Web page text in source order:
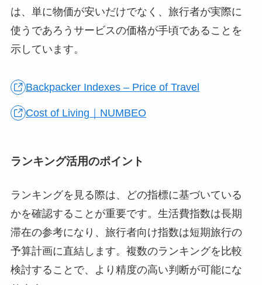
は、単に物価が安いだけでなく、旅行者が実際に
使うであろうサービスの価格が手頃であることを
示しています。
Backpacker Indexes – Price of Travel
Cost of Living｜NUMBEO
ランキング活用のポイント
ランキングを見る際は、どの指標に基づいている
かを確認することが重要です。生活費指数は長期
滞在の参考になり、旅行者向け指数は短期旅行の
予算計画に直結します。複数のランキングを比較
検討することで、より精度の高い判断が可能にな